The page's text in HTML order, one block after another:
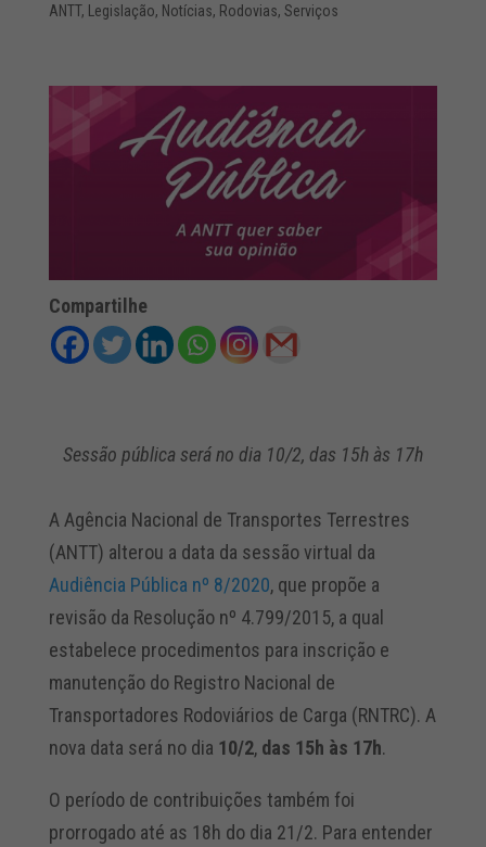
ANTT, Legislação, Notícias, Rodovias, Serviços
Compartilhe
Sessão pública será no dia 10/2, das 15h às 17h
A Agência Nacional de Transportes Terrestres
(ANTT) alterou a data da sessão virtual da
Audiência Pública nº 8/2020, que propõe a
revisão da Resolução nº 4.799/2015, a qual
estabelece procedimentos para inscrição e
manutenção do Registro Nacional de
Transportadores Rodoviários de Carga (RNTRC). A
nova data será no dia 10/2, das 15h às 17h.
O período de contribuições também foi
prorrogado até as 18h do dia 21/2. Para entender